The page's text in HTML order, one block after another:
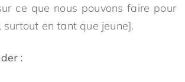
ce que nous pouvons faire pour
surtout en tant que jeune].
: